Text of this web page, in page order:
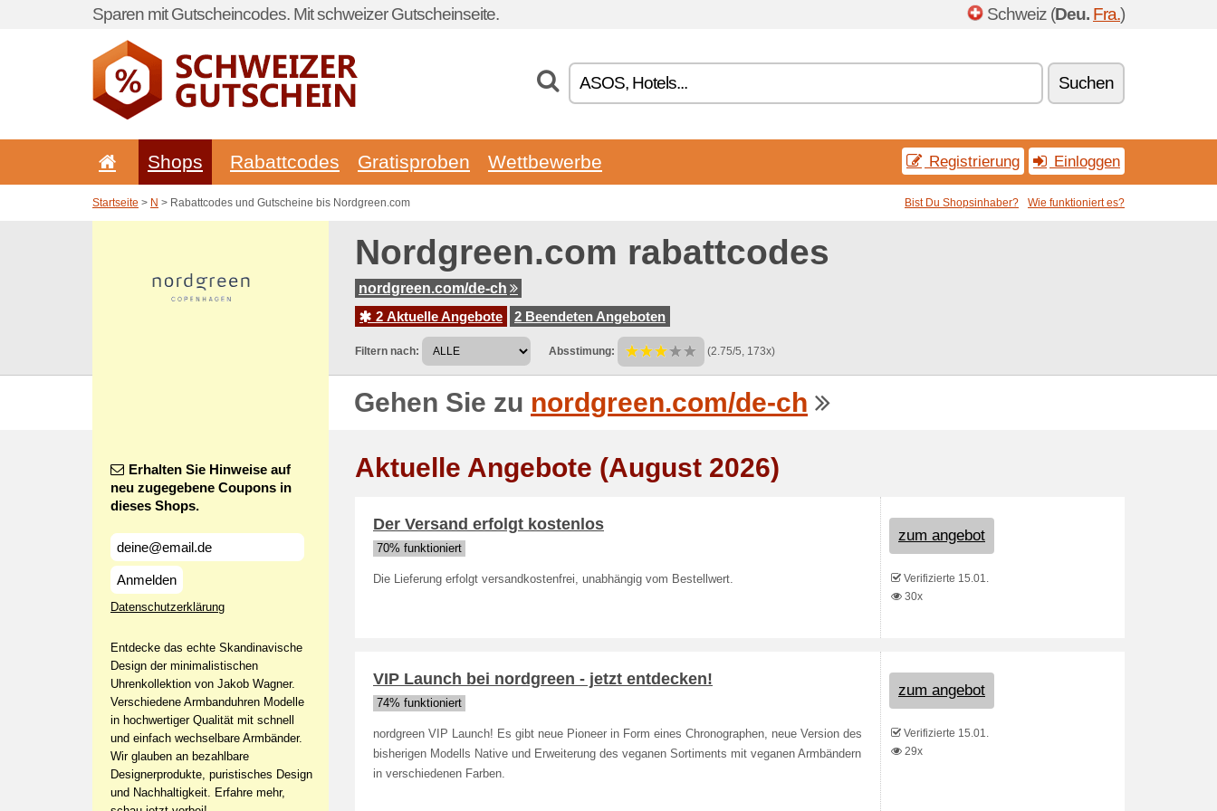
Sparen mit Gutscheincodes. Mit schweizer Gutscheinseite. Schweiz (Deu. Fra.)
Suchen
Shops Rabattcodes Gratisproben Wettbewerbe Registrierung Einloggen
Startseite > N > Rabattcodes und Gutscheine bis Nordgreen.com Bist Du Shopsinhaber? Wie funktioniert es?
Nordgreen.com rabattcodes
nordgreen.com/de-ch
2 Aktuelle Angebote
2 Beendeten Angeboten
Filtern nach: Absstimung: (2.75/5, 173x)
Gehen Sie zu nordgreen.com/de-ch
Erhalten Sie Hinweise auf
neu zugegebene Coupons in
dieses Shops.
Anmelden
Datenschutzerklärung
Entdecke das echte Skandinavische
Design der minimalistischen
Uhrenkollektion von Jakob Wagner.
Verschiedene Armbanduhren Modelle
in hochwertiger Qualität mit schnell
und einfach wechselbare Armbänder.
Wir glauben an bezahlbare
Designerprodukte, puristisches Design
und Nachhaltigkeit. Erfahre mehr,
Aktuelle Angebote (August 2026)
Der Versand erfolgt kostenlos
70% funktioniert
Die Lieferung erfolgt versandkostenfrei, unabhängig vom Bestellwert.
zum angebot
Verifizierte 15.01.
30x
VIP Launch bei nordgreen - jetzt entdecken!
74% funktioniert
nordgreen VIP Launch! Es gibt neue Pioneer in Form eines Chronographen, neue Version des
bisherigen Modells Native und Erweiterung des veganen Sortiments mit veganen Armbändern
in verschiedenen Farben.
zum angebot
Verifizierte 15.01.
29x